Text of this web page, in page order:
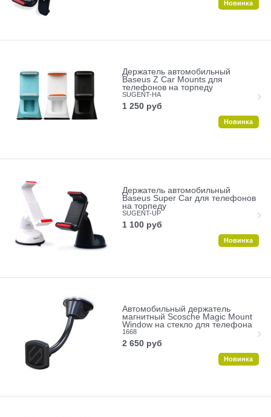
Новинка
Держатель автомобильный
Baseus Z Car Mounts для
телефонов на торпеду
SUGENT-HA
1 250 руб
Новинка
Держатель автомобильный
Baseus Super Car для телефонов
на торпеду
SUGENT-UP
1 100 руб
Новинка
Автомобильный держатель
магнитный Scosche Magic Mount
Window на стекло для телефона
1668
2 650 руб
Новинка